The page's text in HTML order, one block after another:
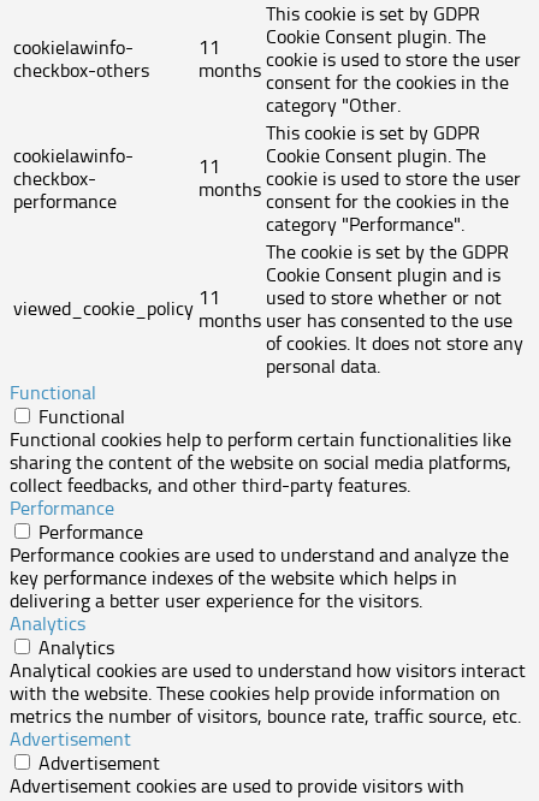
cookielawinfo-
checkbox-others
11
months
This cookie is set by GDPR
Cookie Consent plugin. The
cookie is used to store the user
consent for the cookies in the
category "Other.
cookielawinfo-
checkbox-
performance
11
months
This cookie is set by GDPR
Cookie Consent plugin. The
cookie is used to store the user
consent for the cookies in the
category "Performance".
viewed_cookie_policy 11
months
The cookie is set by the GDPR
Cookie Consent plugin and is
used to store whether or not
user has consented to the use
of cookies. It does not store any
personal data.
Functional
Functional
Functional cookies help to perform certain functionalities like
sharing the content of the website on social media platforms,
collect feedbacks, and other third-party features.
Performance
Performance
Performance cookies are used to understand and analyze the
key performance indexes of the website which helps in
delivering a better user experience for the visitors.
Analytics
Analytics
Analytical cookies are used to understand how visitors interact
with the website. These cookies help provide information on
metrics the number of visitors, bounce rate, traffic source, etc.
Advertisement
Advertisement
Advertisement cookies are used to provide visitors with